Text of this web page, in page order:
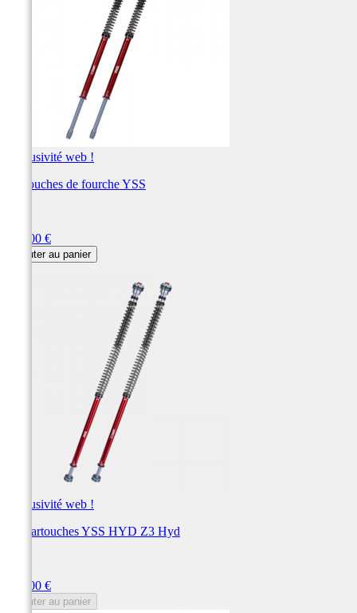
Exclusivité web !
Cartouches de fourche YSS
708,00 €
Ajouter au panier
Exclusivité web !
Kit cartouches YSS HYD Z3 Hyd
708,00 €
Ajouter au panier